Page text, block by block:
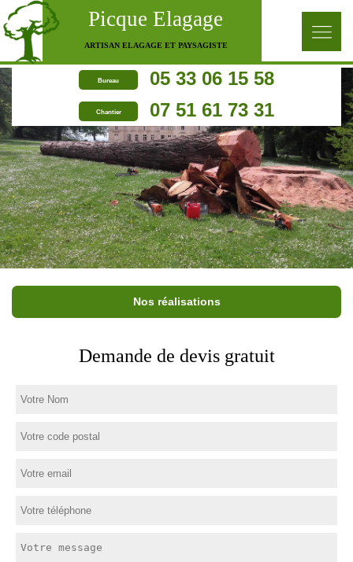
Picque Elagage
ARTISAN ELAGAGE ET PAYSAGISTE
Bureau 05 33 06 15 58
Chantier 07 51 61 73 31
Nos réalisations
Demande de devis gratuit